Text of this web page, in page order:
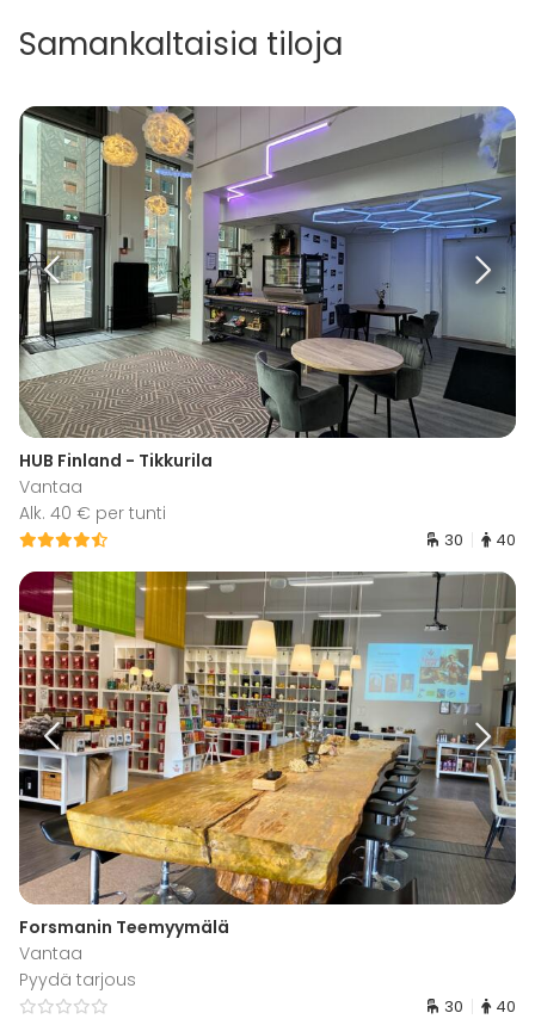
Samankaltaisia tiloja
HUB Finland - Tikkurila
Vantaa
Alk. 40 € per tunti
30 40
Forsmanin Teemyymälä
Vantaa
Pyydä tarjous
30 40